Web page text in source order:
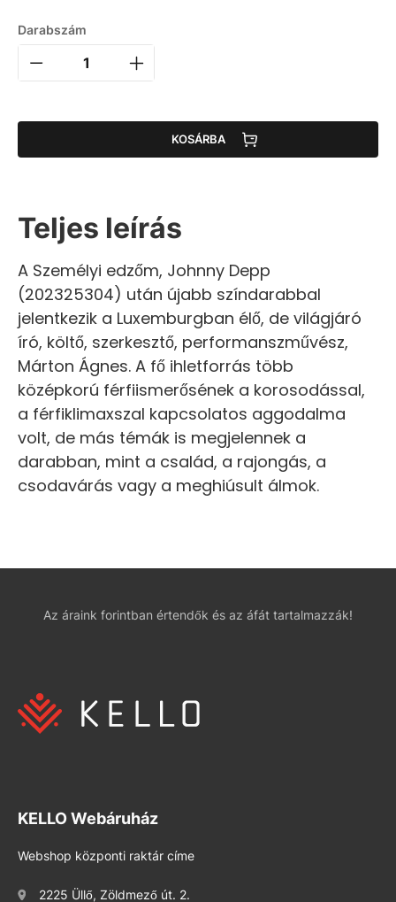
Darabszám
KOSÁRBA
Teljes leírás
A Személyi edzőm, Johnny Depp
(202325304) után újabb színdarabbal
jelentkezik a Luxemburgban élő, de világjáró
író, költő, szerkesztő, performanszművész,
Márton Ágnes. A fő ihletforrás több
középkorú férfiismerősének a korosodással,
a férfiklimaxszal kapcsolatos aggodalma
volt, de más témák is megjelennek a
darabban, mint a család, a rajongás, a
csodavárás vagy a meghiúsult álmok.
Az áraink forintban értendők és az áfát tartalmazzák!
KELLO Webáruház
Webshop központi raktár címe
2225 Üllő, Zöldmező út. 2.